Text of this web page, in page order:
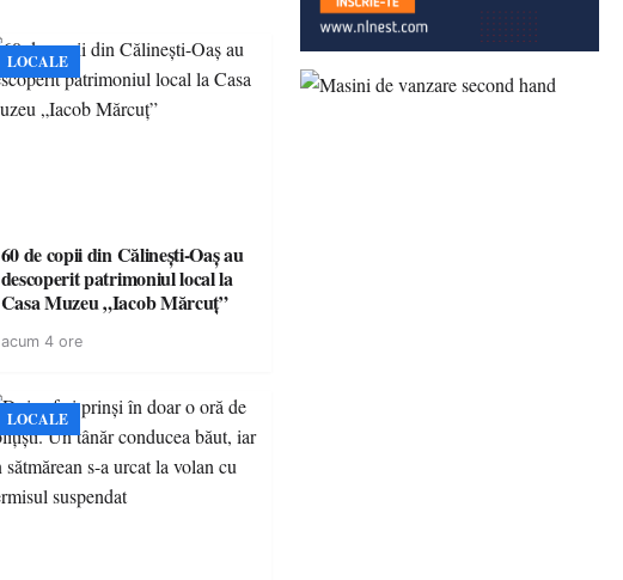
LOCALE
60 de copii din Călinești-Oaș au
descoperit patrimoniul local la
Casa Muzeu „Iacob Mărcuț”
acum 4 ore
LOCALE